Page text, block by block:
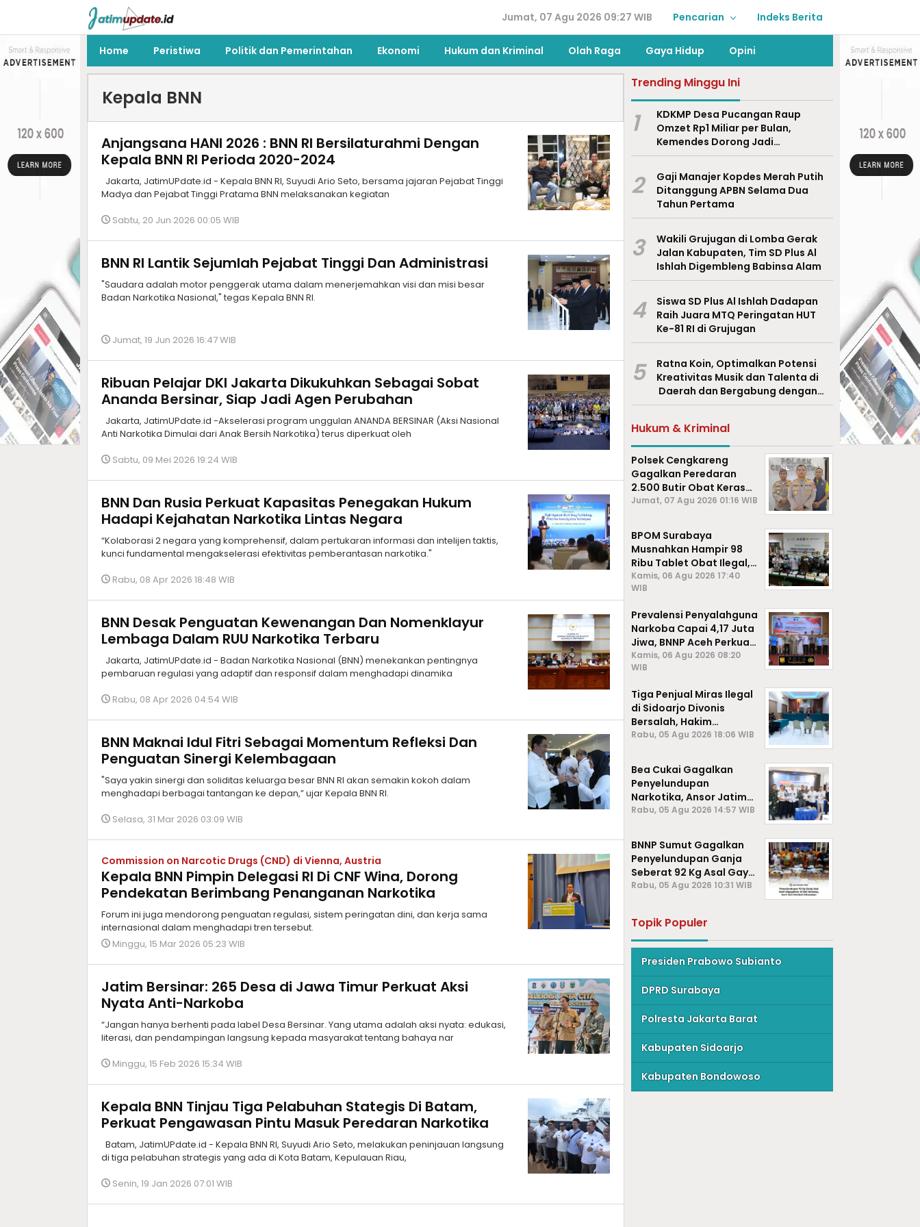
Jumat, 07 Agu 2026 09:27 WIB Pencarian Indeks Berita
Home Peristiwa Politik dan Pemerintahan Ekonomi Hukum dan Kriminal Olah Raga Gaya Hidup Opini
Kepala BNN
Anjangsana HANI 2026 : BNN RI Bersilaturahmi Dengan
Kepala BNN RI Perioda 2020-2024
Jakarta, JatimUPdate.id - Kepala BNN RI, Suyudi Ario Seto, bersama jajaran Pejabat Tinggi
Madya dan Pejabat Tinggi Pratama BNN melaksanakan kegiatan
Sabtu, 20 Jun 2026 00:05 WIB
BNN RI Lantik Sejumlah Pejabat Tinggi Dan Administrasi
"Saudara adalah motor penggerak utama dalam menerjemahkan visi dan misi besar
Badan Narkotika Nasional," tegas Kepala BNN RI.
Jumat, 19 Jun 2026 16:47 WIB
Ribuan Pelajar DKI Jakarta Dikukuhkan Sebagai Sobat
Ananda Bersinar, Siap Jadi Agen Perubahan
Jakarta, JatimUPdate.id -Akselerasi program unggulan ANANDA BERSINAR (Aksi Nasional
Anti Narkotika Dimulai dari Anak Bersih Narkotika) terus diperkuat oleh
Sabtu, 09 Mei 2026 19:24 WIB
BNN Dan Rusia Perkuat Kapasitas Penegakan Hukum
Hadapi Kejahatan Narkotika Lintas Negara
“Kolaborasi 2 negara yang komprehensif, dalam pertukaran informasi dan intelijen taktis,
kunci fundamental mengakselerasi efektivitas pemberantasan narkotika."
Rabu, 08 Apr 2026 18:48 WIB
BNN Desak Penguatan Kewenangan Dan Nomenklayur
Lembaga Dalam RUU Narkotika Terbaru
Jakarta, JatimUPdate.id - Badan Narkotika Nasional (BNN) menekankan pentingnya
pembaruan regulasi yang adaptif dan responsif dalam menghadapi dinamika
Rabu, 08 Apr 2026 04:54 WIB
BNN Maknai Idul Fitri Sebagai Momentum Refleksi Dan
Penguatan Sinergi Kelembagaan
"Saya yakin sinergi dan soliditas keluarga besar BNN RI akan semakin kokoh dalam
menghadapi berbagai tantangan ke depan,” ujar Kepala BNN RI.
Selasa, 31 Mar 2026 03:09 WIB
Commission on Narcotic Drugs (CND) di Vienna, Austria
Kepala BNN Pimpin Delegasi RI Di CNF Wina, Dorong
Pendekatan Berimbang Penanganan Narkotika
Forum ini juga mendorong penguatan regulasi, sistem peringatan dini, dan kerja sama
internasional dalam menghadapi tren tersebut.
Minggu, 15 Mar 2026 05:23 WIB
Jatim Bersinar: 265 Desa di Jawa Timur Perkuat Aksi
Nyata Anti-Narkoba
“Jangan hanya berhenti pada label Desa Bersinar. Yang utama adalah aksi nyata: edukasi,
literasi, dan pendampingan langsung kepada masyarakat tentang bahaya nar
Minggu, 15 Feb 2026 15:34 WIB
Kepala BNN Tinjau Tiga Pelabuhan Stategis Di Batam,
Perkuat Pengawasan Pintu Masuk Peredaran Narkotika
Batam, JatimUPdate.id - Kepala BNN RI, Suyudi Ario Seto, melakukan peninjauan langsung
di tiga pelabuhan strategis yang ada di Kota Batam, Kepulauan Riau,
Senin, 19 Jan 2026 07:01 WIB
Trending Minggu Ini
1
KDKMP Desa Pucangan Raup
Omzet Rp1 Miliar per Bulan,
Kemendes Dorong Jadi
Percontohan Nasional
2
Gaji Manajer Kopdes Merah Putih
Ditanggung APBN Selama Dua
Tahun Pertama
3
Wakili Grujugan di Lomba Gerak
Jalan Kabupaten, Tim SD Plus Al
Ishlah Digembleng Babinsa Alam
4
Siswa SD Plus Al Ishlah Dadapan
Raih Juara MTQ Peringatan HUT
Ke-81 RI di Grujugan
5
Ratna Koin, Optimalkan Potensi
Kreativitas Musik dan Talenta di
Daerah dan Bergabung dengan
Ekraf Pasuruan
Hukum & Kriminal
Polsek Cengkareng
Gagalkan Peredaran
2.500 Butir Obat Keras
Daftar G, Satu Pengedar
Jumat, 07 Agu 2026 01:16 WIB
BPOM Surabaya
Musnahkan Hampir 98
Ribu Tablet Obat Ilegal,
Cegah Penyalahgunaan
di Kalangan Pelajar
Kamis, 06 Agu 2026 17:40
WIB
Prevalensi Penyalahguna
Narkoba Capai 4,17 Juta
Jiwa, BNNP Aceh Perkuat
P4GN di Subulussalam
Kamis, 06 Agu 2026 08:20
WIB
Tiga Penjual Miras Ilegal
di Sidoarjo Divonis
Bersalah, Hakim
Jatuhkan Denda hingga
Rabu, 05 Agu 2026 18:06 WIB
Bea Cukai Gagalkan
Penyelundupan
Narkotika, Ansor Jatim
Negara Tak Kalah dari
Rabu, 05 Agu 2026 14:57 WIB
BNNP Sumut Gagalkan
Penyelundupan Ganja
Seberat 92 Kg Asal Gayo
Lues, Aceh.
Rabu, 05 Agu 2026 10:31 WIB
Topik Populer
Presiden Prabowo Subianto
DPRD Surabaya
Polresta Jakarta Barat
Kabupaten Sidoarjo
Kabupaten Bondowoso